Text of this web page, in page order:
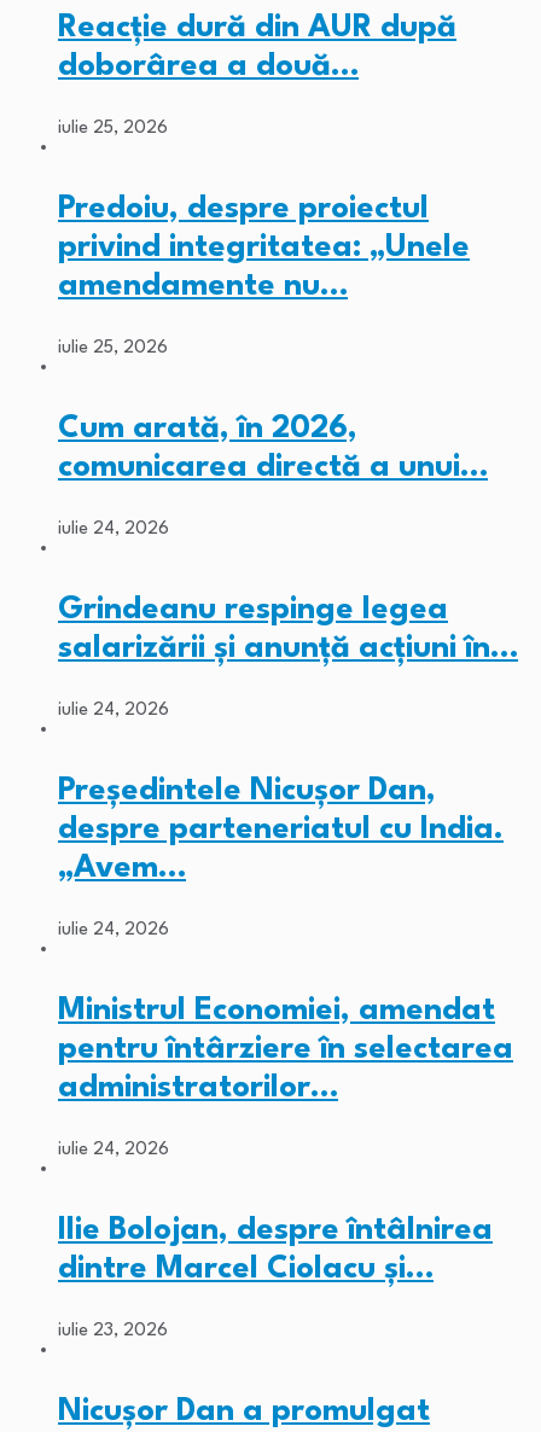
Reacție dură din AUR după
doborârea a două…
iulie 25, 2026
Predoiu, despre proiectul
privind integritatea: „Unele
amendamente nu…
iulie 25, 2026
Cum arată, în 2026,
comunicarea directă a unui…
iulie 24, 2026
Grindeanu respinge legea
salarizării și anunță acțiuni în…
iulie 24, 2026
Președintele Nicușor Dan,
despre parteneriatul cu India.
„Avem…
iulie 24, 2026
Ministrul Economiei, amendat
pentru întârziere în selectarea
administratorilor…
iulie 24, 2026
Ilie Bolojan, despre întâlnirea
dintre Marcel Ciolacu și…
iulie 23, 2026
Nicușor Dan a promulgat